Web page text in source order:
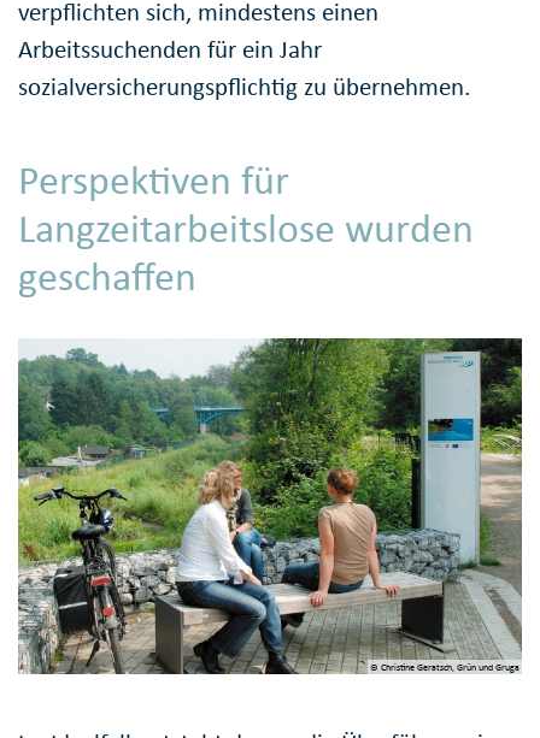
verpflichten sich, mindestens einen
Arbeitssuchenden für ein Jahr
sozialversicherungspflichtig zu übernehmen.
Perspektiven für
Langzeitarbeitslose wurden
geschaffen
© Christine Geratsch, Grün und Gruga